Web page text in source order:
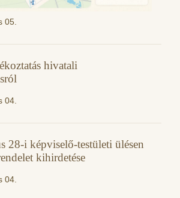
05.
hivatali
04.
28-i képviselő-testületi ülésen
kihirdetése
04.